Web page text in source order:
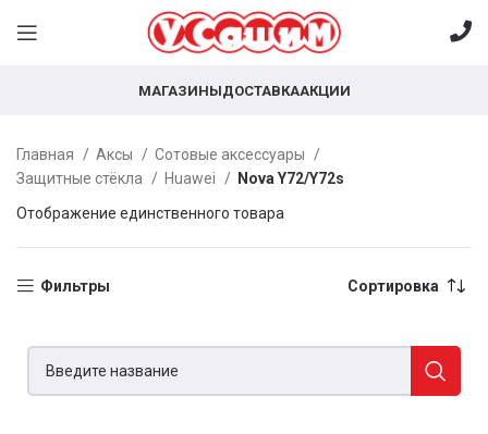
МАГАЗИНЫДОСТАВКААКЦИИ
Главная Аксы
Сотовые аксессуары
Защитные стёкла
Huawei
Nova Y72/Y72s
Отображение единственного товара
Фильтры Сортировка